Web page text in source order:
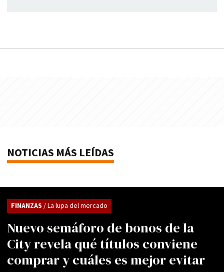
NOTICIAS MÁS LEÍDAS
Nuevo semáforo de bonos de la
City revela qué títulos conviene
comprar y cuáles es mejor evitar
FINANZAS / La lupa del mercado